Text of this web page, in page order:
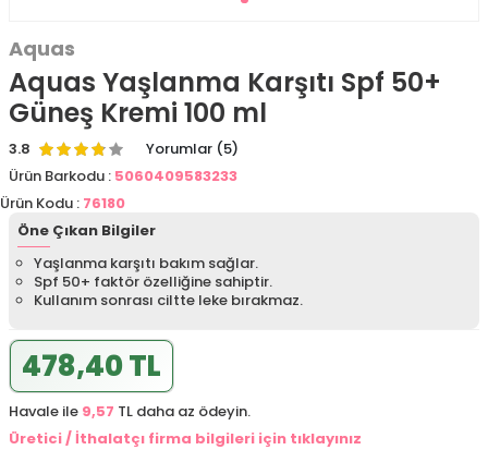
Aquas
Aquas Yaşlanma Karşıtı Spf 50+
Güneş Kremi 100 ml
3.8
Yorumlar (5)
Ürün Barkodu : 5060409583233
Ürün Kodu : 76180
Öne Çıkan Bilgiler
Yaşlanma karşıtı bakım sağlar.
Spf 50+ faktör özelliğine sahiptir.
Kullanım sonrası ciltte leke bırakmaz.
478,40 TL
Havale ile 9,57 TL daha az ödeyin.
Üretici / İthalatçı firma bilgileri için tıklayınız